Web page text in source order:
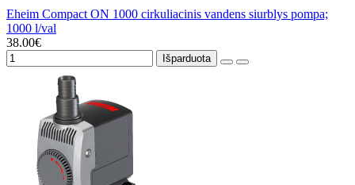
Eheim Compact ON 1000 cirkuliacinis vandens siurblys pompa;
1000 l/val
38.00€
Išparduota